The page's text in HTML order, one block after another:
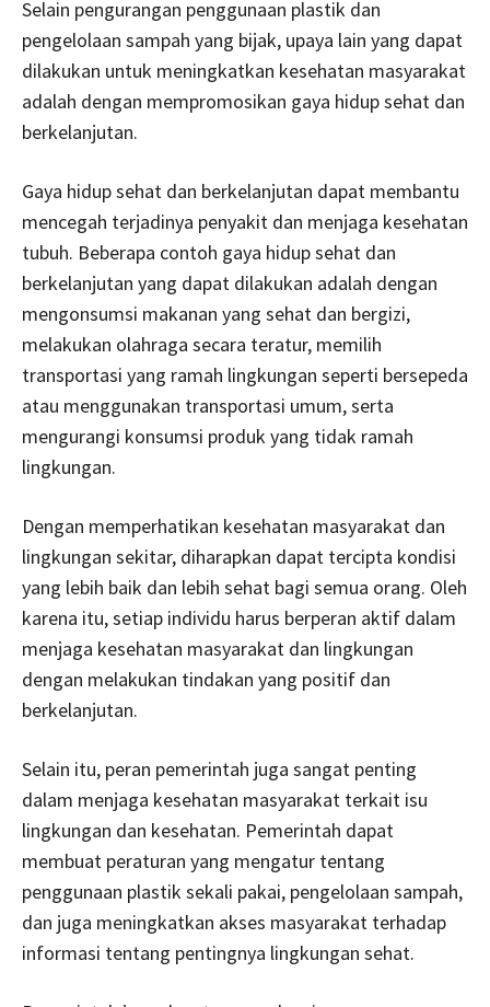
Selain pengurangan penggunaan plastik dan
pengelolaan sampah yang bijak, upaya lain yang dapat
dilakukan untuk meningkatkan kesehatan masyarakat
adalah dengan mempromosikan gaya hidup sehat dan
berkelanjutan.
Gaya hidup sehat dan berkelanjutan dapat membantu
mencegah terjadinya penyakit dan menjaga kesehatan
tubuh. Beberapa contoh gaya hidup sehat dan
berkelanjutan yang dapat dilakukan adalah dengan
mengonsumsi makanan yang sehat dan bergizi,
melakukan olahraga secara teratur, memilih
transportasi yang ramah lingkungan seperti bersepeda
atau menggunakan transportasi umum, serta
mengurangi konsumsi produk yang tidak ramah
lingkungan.
Dengan memperhatikan kesehatan masyarakat dan
lingkungan sekitar, diharapkan dapat tercipta kondisi
yang lebih baik dan lebih sehat bagi semua orang. Oleh
karena itu, setiap individu harus berperan aktif dalam
menjaga kesehatan masyarakat dan lingkungan
dengan melakukan tindakan yang positif dan
berkelanjutan.
Selain itu, peran pemerintah juga sangat penting
dalam menjaga kesehatan masyarakat terkait isu
lingkungan dan kesehatan. Pemerintah dapat
membuat peraturan yang mengatur tentang
penggunaan plastik sekali pakai, pengelolaan sampah,
dan juga meningkatkan akses masyarakat terhadap
informasi tentang pentingnya lingkungan sehat.